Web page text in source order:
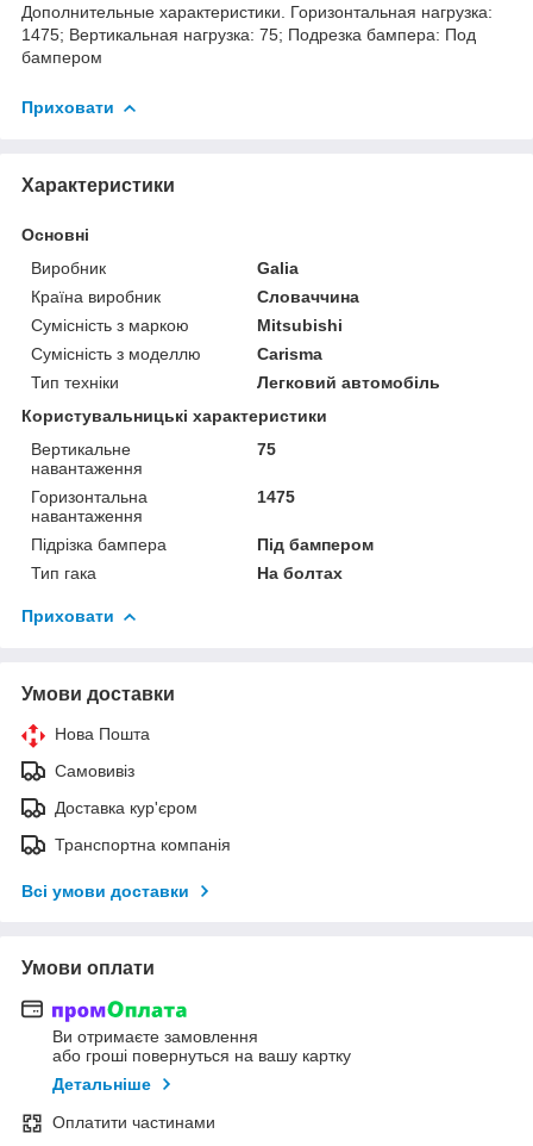
Дополнительные характеристики. Горизонтальная нагрузка:
1475; Вертикальная нагрузка: 75; Подрезка бампера: Под
бампером
Приховати
Характеристики
Основні
Виробник
Galia
Країна виробник
Словаччина
Сумісність з маркою
Mitsubishi
Сумісність з моделлю
Carisma
Тип техніки
Легковий автомобіль
Користувальницькі характеристики
Вертикальне
навантаження
75
Горизонтальна
навантаження
1475
Підрізка бампера
Під бампером
Тип гака
На болтах
Приховати
Умови доставки
Нова Пошта
Самовивіз
Доставка кур'єром
Транспортна компанія
Всі умови доставки
Умови оплати
Ви отримаєте замовлення
або гроші повернуться на вашу картку
Детальніше
Оплатити частинами